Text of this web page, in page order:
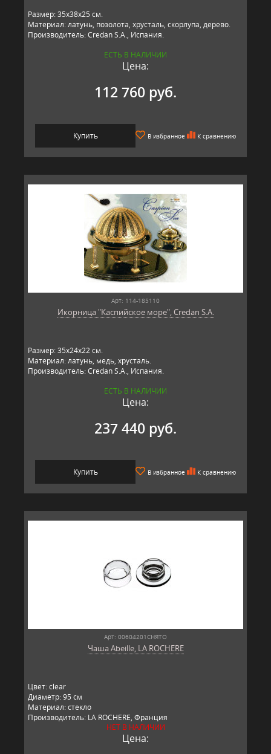
Размер: 35х38х25 см.
Материал: латунь, позолота, хрусталь, скорлупа, дерево.
Производитель: Credan S.A., Испания.
ЕСТЬ В НАЛИЧИИ
Цена:
112 760 руб.
Купить В избранное К сравнению
Арт: 114-185110
Икорница "Каспийское море", Credan S.A.
Размер: 35х24х22 см.
Материал: латунь, медь, хрусталь.
Производитель: Credan S.A., Испания.
ЕСТЬ В НАЛИЧИИ
Цена:
237 440 руб.
Купить В избранное К сравнению
Арт: 00604201СНЯТО
Чаша Abeille, LA ROCHERE
Цвет: clear
Диаметр: 95 см
Материал: стекло
Производитель: LA ROCHERE, Франция
НЕТ В НАЛИЧИИ
Цена: